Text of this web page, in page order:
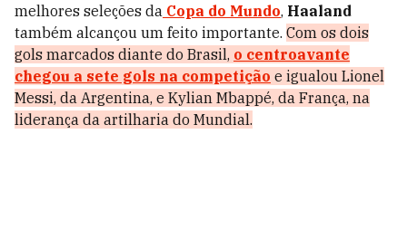
melhores seleções da Copa do Mundo, Haaland
também alcançou um feito importante. Com os dois
gols marcados diante do Brasil, o centroavante
chegou a sete gols na competição e igualou Lionel
Messi, da Argentina, e Kylian Mbappé, da França, na
liderança da artilharia do Mundial.